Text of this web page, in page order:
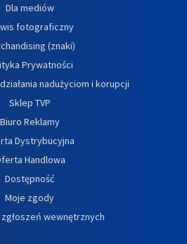
Dla mediów
fotograficzny
(znaki)
Prywatności
nadużyciom i korupcji
Sklep TVP
Biuro Reklamy
Dystrybucyjna
Handlowa
Dostępność
Moje zgody
wewnętrznych